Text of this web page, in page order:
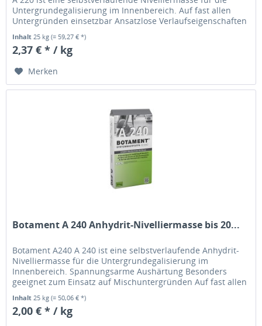
Untergrundegalisierung im Innenbereich. Auf fast allen
Untergründen einsetzbar Ansatzlose Verlaufseigenschaften
Inhalt 25 kg(= 59,27 € *)
2,37 € * / kg
Merken
Botament A 240 Anhydrit-Nivelliermasse bis 20...
Botament A240 A 240 ist eine selbstverlaufende Anhydrit-
Nivelliermasse für die Untergrundegalisierung im
Innenbereich. Spannungsarme Aushärtung Besonders
geeignet zum Einsatz auf Mischuntergründen Auf fast allen
Untergründen einsetzbar...
Inhalt25 kg(= 50,06 € *)
2,00 € * / kg